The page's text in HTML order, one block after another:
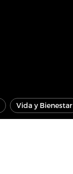
Vida y Bienestar